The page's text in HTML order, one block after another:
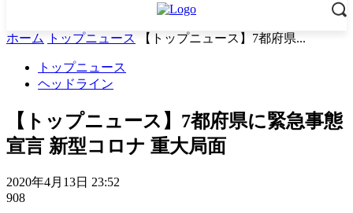
ホーム トップニュース 【トップニュース】7都府県...
トップニュース
ヘッドライン
【トップニュース】7都府県に緊急事態
宣言 新型コロナ 重大局面
2020年4月13日 23:52
908